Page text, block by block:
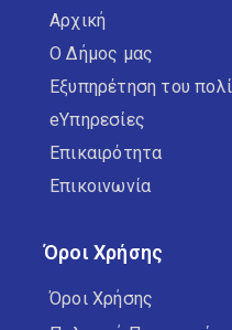
Αρχική
Ο Δήμος μας
Εξυπηρέτηση του
eΥπηρεσίες
Επικαιρότητα
Επικοινωνία
Όροι Χρήσης
Όροι Χρήσης